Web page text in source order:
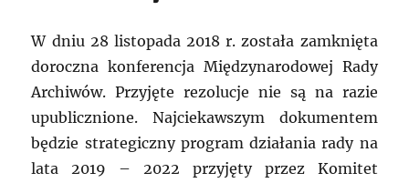
W dniu 28 listopada 2018 r. została zamknięta
doroczna konferencja Międzynarodowej Rady
Archiwów. Przyjęte rezolucje nie są na razie
upublicznione. Najciekawszym dokumentem
będzie strategiczny program działania rady na
lata 2019 – 2022 przyjęty przez Komitet